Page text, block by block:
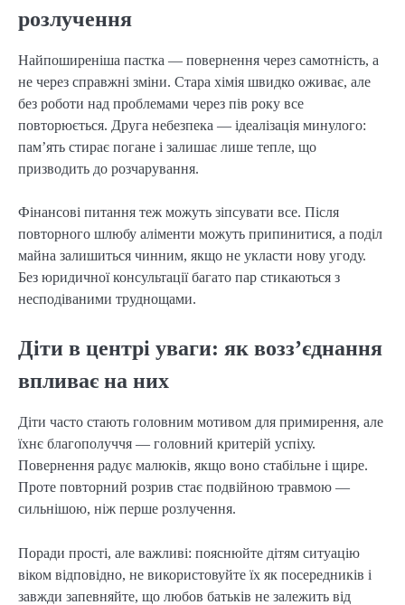
розлучення
Найпоширеніша пастка — повернення через самотність, а
не через справжні зміни. Стара хімія швидко оживає, але
без роботи над проблемами через пів року все
повторюється. Друга небезпека — ідеалізація минулого:
пам’ять стирає погане і залишає лише тепле, що
призводить до розчарування.
Фінансові питання теж можуть зіпсувати все. Після
повторного шлюбу аліменти можуть припинитися, а поділ
майна залишиться чинним, якщо не укласти нову угоду.
Без юридичної консультації багато пар стикаються з
несподіваними труднощами.
Діти в центрі уваги: як возз’єднання
впливає на них
Діти часто стають головним мотивом для примирення, але
їхнє благополуччя — головний критерій успіху.
Повернення радує малюків, якщо воно стабільне і щире.
Проте повторний розрив стає подвійною травмою —
сильнішою, ніж перше розлучення.
Поради прості, але важливі: пояснюйте дітям ситуацію
віком відповідно, не використовуйте їх як посередників і
завжди запевняйте, що любов батьків не залежить від